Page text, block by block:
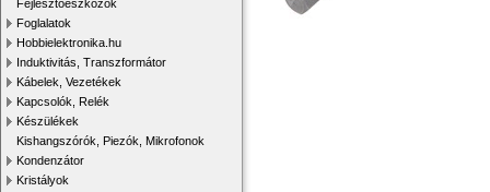
Fejlesztőeszközök
Foglalatok
Hobbielektronika.hu
Induktivitás, Transzformátor
Kábelek, Vezetékek
Kapcsolók, Relék
Készülékek
Kishangszórók, Piezók, Mikrofonok
Kondenzátor
Kristályok